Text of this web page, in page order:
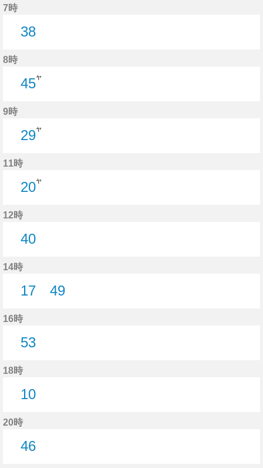
7時
38
8時
45ヤ
9時
29ヤ
11時
20ヤ
12時
40
14時
17
49
16時
53
18時
10
20時
46